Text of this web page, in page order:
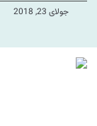
جولای 23, 2018